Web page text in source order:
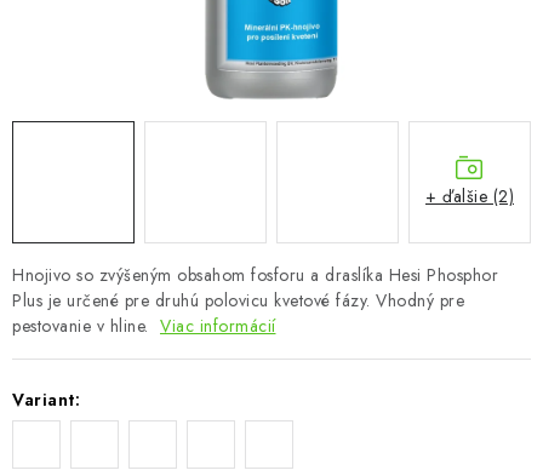
Podmienky o ochrane osobných údajov
Hnojivo so zvýšeným obsahom fosforu a draslíka Hesi Phosphor
Plus je určené pre druhú polovicu kvetové fázy. Vhodný pre
pestovanie v hline. Viac informácií
Variant:
+ ďalšie (2)